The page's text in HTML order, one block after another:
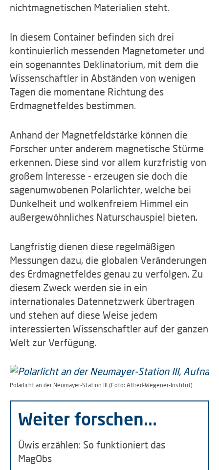
nichtmagnetischen Materialien steht.
In diesem Container befinden sich drei
kontinuierlich messenden Magnetometer und
ein sogenanntes Deklinatorium, mit dem die
Wissenschaftler in Abständen von wenigen
Tagen die momentane Richtung des
Erdmagnetfeldes bestimmen.
Anhand der Magnetfeldstärke können die
Forscher unter anderem magnetische Stürme
erkennen. Diese sind vor allem kurzfristig von
großem Interesse - erzeugen sie doch die
sagenumwobenen Polarlichter, welche bei
Dunkelheit und wolkenfreiem Himmel ein
außergewöhnliches Naturschauspiel bieten.
Langfristig dienen diese regelmäßigen
Messungen dazu, die globalen Veränderungen
des Erdmagnetfeldes genau zu verfolgen. Zu
diesem Zweck werden sie in ein
internationales Datennetzwerk übertragen
und stehen auf diese Weise jedem
interessierten Wissenschaftler auf der ganzen
Welt zur Verfügung.
Polarlicht an der Neumayer-Station III (Foto: Alfred-Wegener-Institut)
Weiter forschen...
Üwis erzählen: So funktioniert das
MagObs